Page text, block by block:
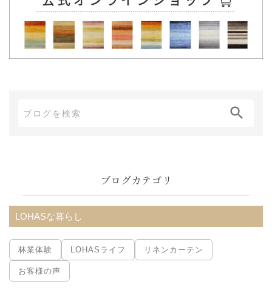
ブ
ブログカテゴリ
LOHASな暮らし
林業体験 LOHASライフ リネンカーテン
お客様の声